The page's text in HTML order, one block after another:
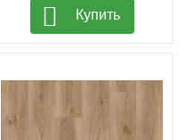
Купить